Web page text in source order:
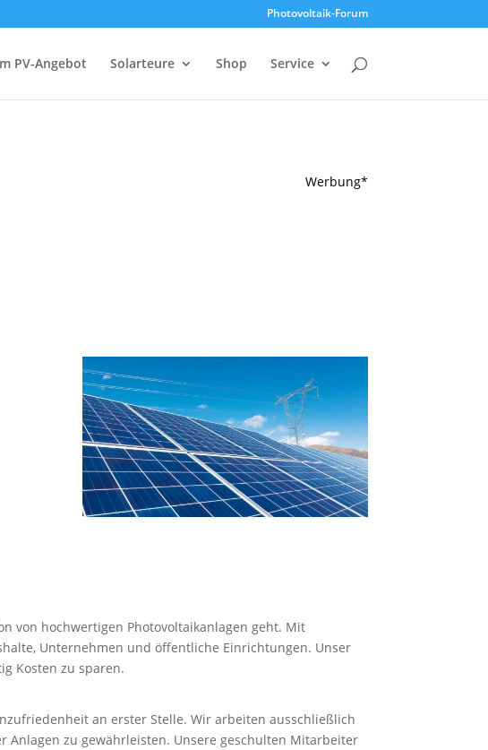
Photovoltaik-Forum
PV-Angebot Solarteure Shop Service
Werbung*
von hochwertigen Photovoltaikanlagen geht. Mit
Unternehmen und öffentliche Einrichtungen. Unser
Kosten zu sparen.
an erster Stelle. Wir arbeiten ausschließlich
zu gewährleisten. Unsere geschulten Mitarbeiter